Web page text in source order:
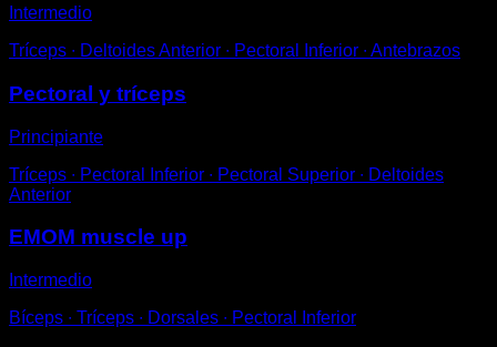
Intermedio
Tríceps ∙ Deltoides Anterior ∙ Pectoral Inferior ∙ Antebrazos
Pectoral y tríceps
Principiante
Tríceps ∙ Pectoral Inferior ∙ Pectoral Superior ∙ Deltoides
Anterior
EMOM muscle up
Intermedio
Bíceps ∙ Tríceps ∙ Dorsales ∙ Pectoral Inferior